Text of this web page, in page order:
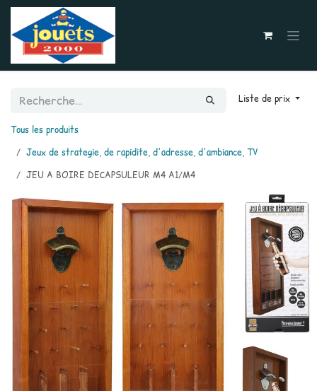
Se rendre au contenu
Liste de prix
Tous les produits
Jeux de strategie, de rapidite, d'adresse, d'ambiance, TV
JEU A BOIRE DECAPSULEUR M4 A1/M4